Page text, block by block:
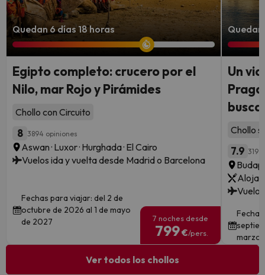
Quedan 6 días 18 horas
Egipto completo: crucero por el
Nilo, mar Rojo y Pirámides
Chollo con Circuito
8 3894 opiniones
Aswan · Luxor · Hurghada · El Cairo
Vuelos ida y vuelta desde Madrid o Barcelona
Fechas para viajar: del 2 de
octubre de 2026 al 1 de mayo
de 2027
7 noches desde
799€/pers.
Quedan
Un
Chollo
7.9 319
marzo
Ver todos los chollos